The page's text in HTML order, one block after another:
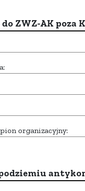
ZWZ-AK poza
organizacyjny:
podziemiu